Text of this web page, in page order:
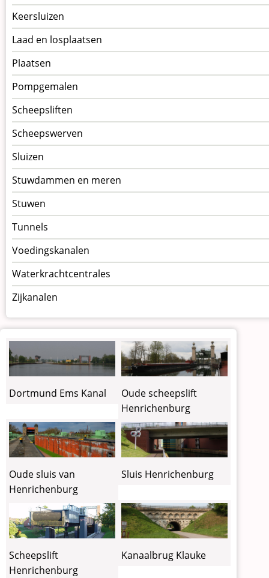
Keersluizen
Laad en losplaatsen
Plaatsen
Pompgemalen
Scheepsliften
Scheepswerven
Sluizen
Stuwdammen en meren
Stuwen
Tunnels
Voedingskanalen
Waterkrachtcentrales
Zijkanalen
Dortmund Ems Kanal
Oude scheepslift
Henrichenburg
Oude sluis van
Henrichenburg
Sluis Henrichenburg
Scheepslift
Henrichenburg
Kanaalbrug Klauke